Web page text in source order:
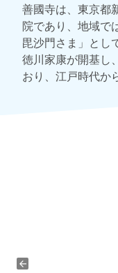
善國寺は、東京都
院であり、地域で
毘沙門さま」とし
徳川家康が開基し
おり、江戸時代か